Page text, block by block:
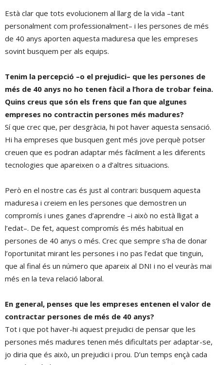
Està clar que tots evolucionem al llarg de la vida –tant
personalment com professionalment– i les persones de més
de 40 anys aporten aquesta maduresa que les empreses
sovint busquem per als equips.
Tenim la percepció –o el prejudici– que les persones de
més de 40 anys no ho tenen fàcil a l’hora de trobar feina.
Quins creus que són els frens que fan que algunes
empreses no contractin persones més madures?
Sí que crec que, per desgràcia, hi pot haver aquesta sensació.
Hi ha empreses que busquen gent més jove perquè potser
creuen que es podran adaptar més fàcilment a les diferents
tecnologies que apareixen o a d’altres situacions.
Però en el nostre cas és just al contrari: busquem aquesta
maduresa i creiem en les persones que demostren un
compromís i unes ganes d’aprendre –i això no està lligat a
l’edat–. De fet, aquest compromís és més habitual en
persones de 40 anys o més. Crec que sempre s’ha de donar
l’oportunitat mirant les persones i no pas l’edat que tinguin,
que al final és un número que apareix al DNI i no el veuràs mai
més en la teva relació laboral.
En general, penses que les empreses entenen el valor de
contractar persones de més de 40 anys?
Tot i que pot haver-hi aquest prejudici de pensar que les
persones més madures tenen més dificultats per adaptar-se,
jo diria que és això, un prejudici i prou. D’un temps ençà cada